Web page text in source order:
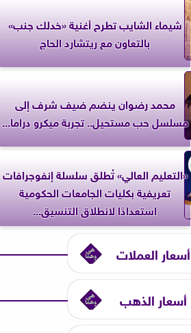
شيماء الشايب تطرح أغنية «خدلك جنب»
بالتعاون مع ريتشارد الحاج
محمد رضوان ينضم ضيف شرف إلى
مسلسل حب مستحيل.. تجربة ميكرو دراما...
«التعليم العالي» تُطلق سلسلة إنفوجرافات
تعريفية بكليات الجامعات الحكومية
استعدادًا لانطلاق التنسيق...
أسعار العملات
أسعار الذهب